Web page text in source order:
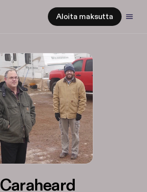
Aloita maksutta
Caraheard